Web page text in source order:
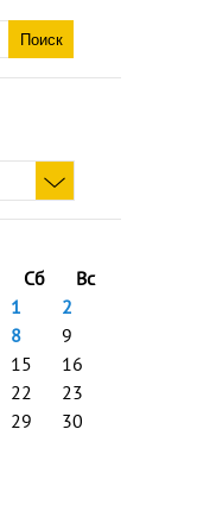
Сб
Вс
1
2
8
9
15
16
22
23
29
30